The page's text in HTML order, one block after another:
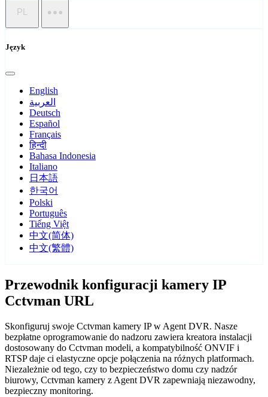
PL
Język
English
العربية
Deutsch
Español
Français
हिन्दी
Bahasa Indonesia
Italiano
日本語
한국어
Polski
Português
Tiếng Việt
中文(简体)
中文(繁體)
Przewodnik konfiguracji kamery IP
Cctvman URL
Skonfiguruj swoje Cctvman kamery IP w Agent DVR. Nasze
bezpłatne oprogramowanie do nadzoru zawiera kreatora instalacji
dostosowany do Cctvman modeli, a kompatybilność ONVIF i
RTSP daje ci elastyczne opcje połączenia na różnych platformach.
Niezależnie od tego, czy to bezpieczeństwo domu czy nadzór
biurowy, Cctvman kamery z Agent DVR zapewniają niezawodny,
bezpieczny monitoring.